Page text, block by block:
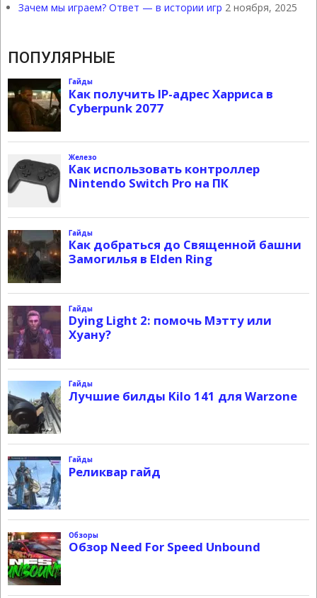
Зачем мы играем? Ответ — в истории игр 2 ноября, 2025
ПОПУЛЯРНЫЕ